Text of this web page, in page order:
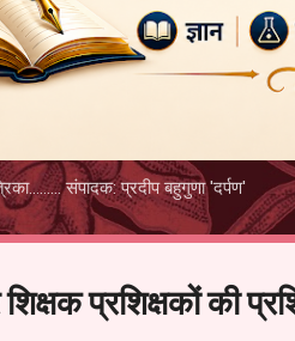
संपादक: प्रदीप बहुगुणा 'दर्पण'
प्रशिक्षकों की